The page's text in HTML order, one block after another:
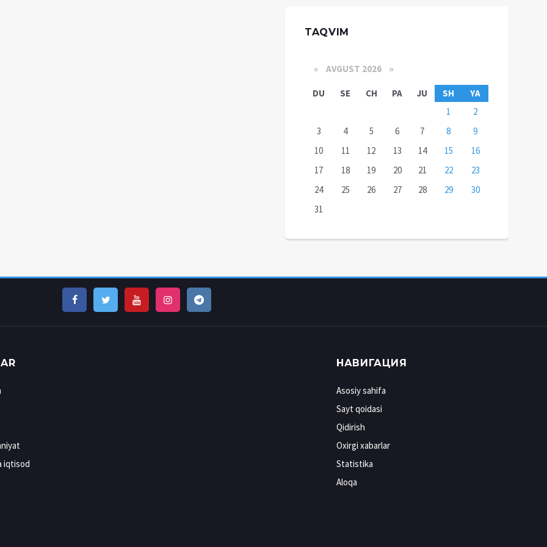
TAQVIM
« AVGUST 2026 »
DU SE CH PA JU SH
YA
1
2
3
4 5 6 7 8
9
10
11 12 13 14 15
16
17
18 19 20 21 22
23
24
25 26 27 28 29
30
31
iqtisod
НАВИГАЦИЯ
Asosiy sahifa
Sayt qoidasi
Qidirish
Oxirgi xabarlar
Statistika
Aloqa